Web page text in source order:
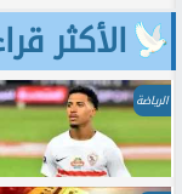
الأكثر
الرياضة